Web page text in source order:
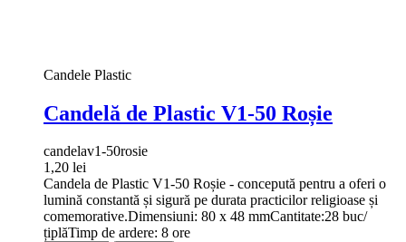
Candele Plastic
Candelă de Plastic V1-50 Roșie
candelav1-50rosie
1,20 lei
Candela de Plastic V1-50 Roșie - concepută pentru a oferi o
lumină constantă și sigură pe durata practicilor religioase și
comemorative.Dimensiuni: 80 x 48 mmCantitate:28 buc/
țiplăTimp de ardere: 8 ore